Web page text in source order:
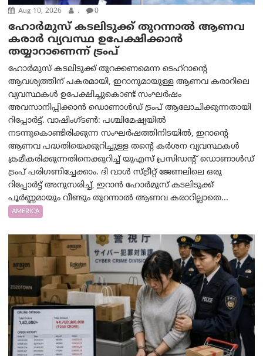
Aug 10, 2026 . 0
ഹോർമുസ് കടലിടുക്ക് തുറന്നാൽ ആണവ
കരാർ വ്യവസ്ഥ ഉപേക്ഷിക്കാൻ
തയ്യാറാണെന്ന് ട്രം‌പ്
ഹോർമുസ് കടലിടുക്ക് തുറക്കണമെന്ന ടെഹ്‌റാന്റെ
ആവശ്യത്തിന് പകരമായി, ഇറാനുമായുള്ള ആണവ കരാറിലെ
വ്യവസ്ഥകൾ ഉപേക്ഷിച്ചുകൊണ്ട് സംഘർഷം
അവസാനിപ്പിക്കാൻ ഡൊണാൾഡ് ട്രംപ് ആലോചിക്കുന്നതായി
റിപ്പോർട്ട്. വാഷിംഗ്ടണ്‍: പശ്ചിമേഷ്യയിൽ
നടന്നുകൊണ്ടിരിക്കുന്ന സംഘർഷത്തിനിടയിൽ, ഇറാന്റെ
ആണവ പദ്ധതിയെക്കുറിച്ചുള്ള തന്റെ കർശന വ്യവസ്ഥകൾ
ക്രമീകരിക്കുന്നതിനെക്കുറിച്ച് യുഎസ് പ്രസിഡന്റ് ഡൊണാൾഡ്
ട്രംപ് പരിഗണിച്ചേക്കാം. ദി വാൾ സ്ട്രീറ്റ് ജേണലിലെ ഒരു
റിപ്പോർട്ട് അനുസരിച്ച്, ഇറാൻ ഹോർമുസ് കടലിടുക്ക്
പൂർണ്ണമായും വീണ്ടും തുറന്നാൽ ആണവ കരാറില്ലാതെ...
AMERICA